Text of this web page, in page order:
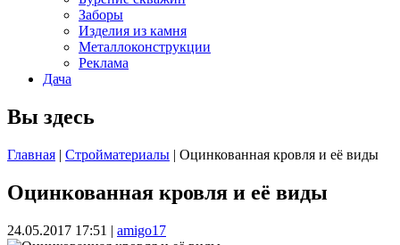
Заборы
Изделия из камня
Металлоконструкции
Реклама
Дача
Вы здесь
Главная | Стройматериалы | Оцинкованная кровля и её виды
Оцинкованная кровля и её виды
24.05.2017 17:51 | amigo17